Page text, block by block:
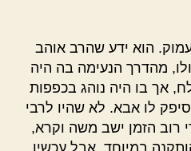
הוא ידע שהרב אוהב
מהדרך הנעימה בה היה
אך בו היה נוהג בכפפות
לו אבא. לא שהיו לרבי
רוב הזמן ישב משה וקרא,
במיוחד. אבל עכשיו…